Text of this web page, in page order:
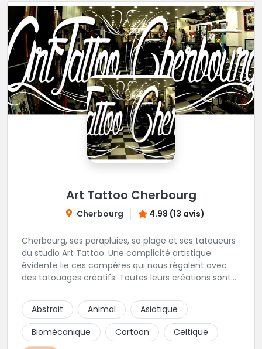
Art Tattoo Cherbourg
Cherbourg 4.98 (13 avis)
Cherbourg, ses parapluies, sa plage et ses tatoueurs
du studio Art Tattoo. Une complicité artistique
évidente lie ces compères qui nous régalent avec
des tatouages créatifs. Toutes leurs créations sont
d'hygiène les plus strictes. Du new-school, du old
school, fantasy ou encore réaliste, Niko, Anthony,
Cody et les nombreux Guest seront adapter vos
idées en tatouages uniques et créatifs.
Abstrait Animal
Asiatique
Biomécanique
Cartoon Celtique